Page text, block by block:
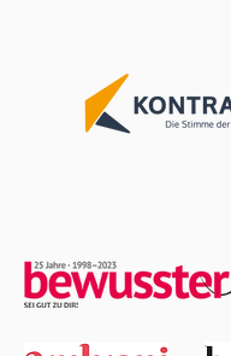
gewusst, wie wir dahin
Und was das
Wir nehmen Euch mit
zu Euch selbst.